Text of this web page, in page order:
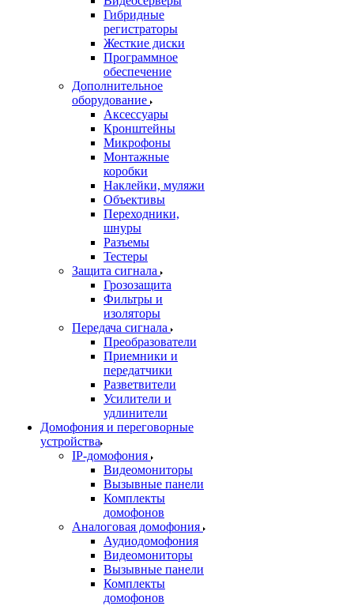
Гибридные
регистраторы
Жесткие диски
Программное
обеспечение
Дополнительное
оборудование
Аксессуары
Кронштейны
Микрофоны
Монтажные
коробки
Наклейки, муляжи
Объективы
Переходники,
шнуры
Разъемы
Тестеры
Защита сигнала
Грозозащита
Фильтры и
изоляторы
Передача сигнала
Преобразователи
Приемники и
передатчики
Разветвители
Усилители и
удлинители
Домофония и переговорные
устройства
IP-домофония
Видеомониторы
Вызывные панели
Комплекты
домофонов
Аналоговая домофония
Аудиодомофония
Видеомониторы
Вызывные панели
Комплекты
домофонов